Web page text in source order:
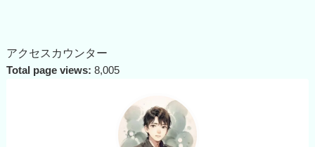
アクセスカウンター
Total page views: 8,005